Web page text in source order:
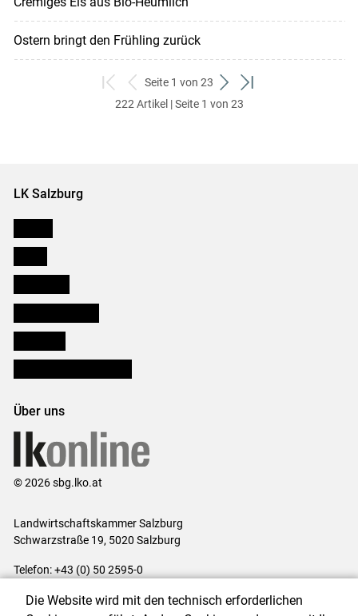
Ostern bringt den Frühling zurück
zum
ersten
zurück
zum
Seite 1 von 23
weiter
zum
zum
222 Artikel | Seite 1 von 23
LK Salzburg
Über uns
© 2026 sbg.lko.at
Landwirtschaftskammer Salzburg
Schwarzstraße 19, 5020 Salzburg
Telefon: +43 (0) 50 2595-0
Die Website wird mit den technisch erforderlichen